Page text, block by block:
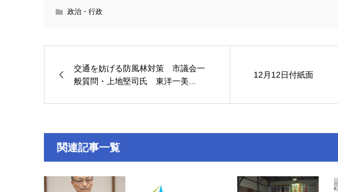
政治・行政
交通を妨げる防風林対策 市議会一
般質問・上地堅司氏 東洋一美...
12月12日付紙面
関連記事一覧